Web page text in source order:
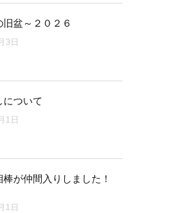
旧盆～２０２６
3日
について
1日
棒が仲間入りしました！
1日